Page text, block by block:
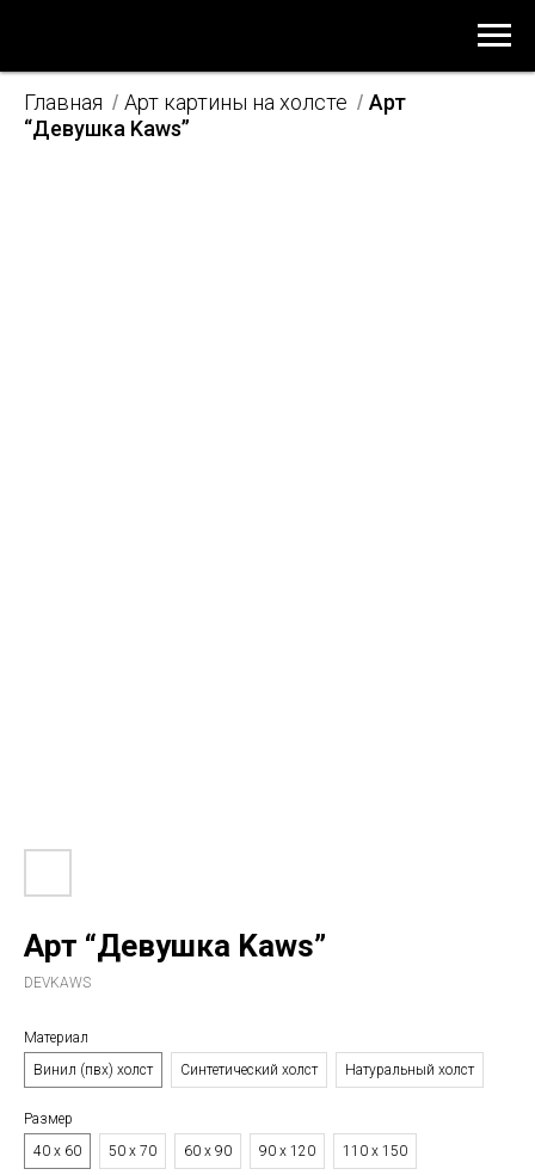
Главная / Арт картины на холсте / Арт
“Девушка Kaws”
Арт “Девушка Kaws”
DEVKAWS
Материал
Винил (пвх) холст
Синтетический холст Натуральный холст
Размер
40 х 60
50 х 70 60 х 90 90 х 120 110 х 150